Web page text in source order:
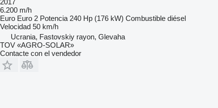
2017
6.200 m/h
Euro Euro 2 Potencia 240 Hp (176 kW) Combustible diésel
Velocidad 50 km/h
Ucrania, Fastovskiy rayon, Glevaha
TOV «AGRO-SOLAR»
Contacte con el vendedor